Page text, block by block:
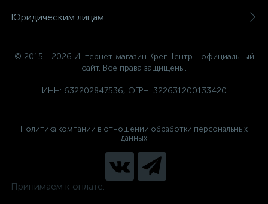
Юридическим лицам
© 2015 - 2026 Интернет-магазин КрепЦентр - официальный
сайт. Все права защищены.
ИНН: 632202847536, ОГРН: 322631200133420
Политика компании в отношении обработки персональных
данных
Принимаем к оплате: